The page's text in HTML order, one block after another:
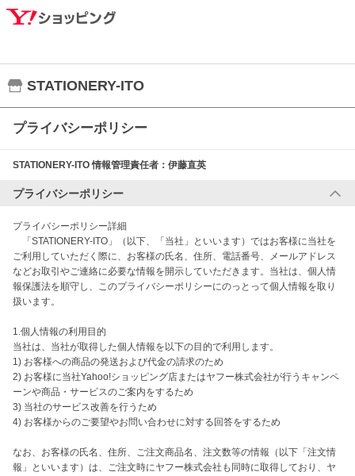
STATIONERY-ITO
プライバシーポリシー
STATIONERY-ITO情報管理責任者： 伊藤直英
プライバシーポリシー
プライバシーポリシー詳細
「STATIONERY-ITO」（以下、「当社」といいます）ではお客様に当社を
ご利用していただく際に、お客様の氏名、住所、電話番号、メールアドレス
などお取引やご連絡に必要な情報を開示していただきます。当社は、個人情
報保護法を順守し、このプライバシーポリシーにのっとって個人情報を取り
扱います。
1.個人情報の利用目的
当社は、当社が取得した個人情報を以下の目的で利用します。
1) お客様への商品の発送および代金の請求のため
2) お客様に当社Yahoo!ショッピング店またはヤフー株式会社が行うキャンペ
ーンや商品・サービスのご案内をするため
3) 当社のサービス改善を行うため
4) お客様からのご要望やお問い合わせに対する回答をするため
なお、お客様の氏名、住所、ご注文商品名、注文数等の情報（以下「注文情
報」といいます）は、ご注文時にヤフー株式会社も同時に取得しており、ヤ